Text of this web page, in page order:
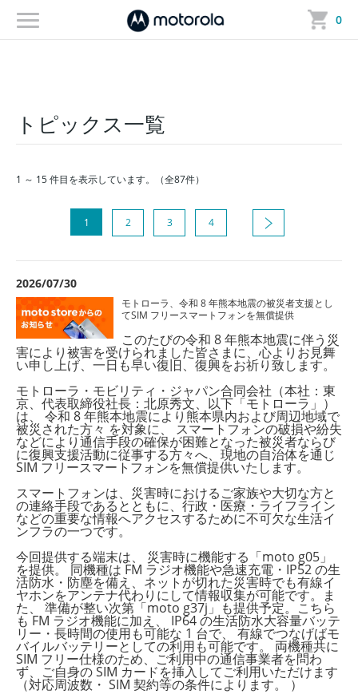
0
トップ
トピックス一覧
1 ～ 15 件目を表示しています。（全87件）
1 2 3 4
2026/07/30
モトローラ、令和 8 年熊本地震の被災者支援とし
てSIM フリースマートフォンを無償提供
このたびの令和 8 年熊本地震に伴う災
害により被害を受けられました皆さまに、心よりお見舞
い申し上げ、一日も早い復旧、復興をお祈り致します。
モトローラ・モビリティ・ジャパン合同会社（本社：東
京、代表取締役社長：北原秀文、以下「モトローラ」）
は、 令和 8 年熊本地震により熊本県内および周辺地域で
被災された方々 を対象に、 スマートフォンの破損や紛失
などにより通信手段の確保が困難となった被災者ならび
に復興支援活動に従事する方々へ、現地の自治体を通じ
SIM フリースマートフォンを無償提供いたします。
スマートフォンは、災害時におけるご家族や大切な方と
の連絡手段であるとともに、行政・医療・ライフライン
などの重要な情報へアクセスするために不可欠な生活イ
ンフラの一つです。
今回提供する端末は、 災害時に機能する「moto g05」
を提供。 同機種は FM ラジオ機能や急速充電・IP52 の生
活防水・防塵を備え、ネットが切れた災害時でも有線イ
ヤホンをアンテナ代わりにして情報収集が可能です。ま
た、 準備が整い次第「moto g37j」も提供予定。こちら
も FM ラジオ機能に加え、 IP64 の生活防水大容量バッテ
リー・長時間の使用も可能な 1 台で、 有線でつなげばモ
バイルバッテリーとしての利用も可能です。 両機種共に
SIM フリー仕様のため、ご利用中の通信事業者を問わ
ず、ご自身の SIM カードを挿入してご利用いただけます
（対応周波数・ SIM 契約等の条件によります。 ）